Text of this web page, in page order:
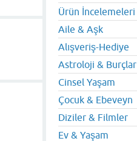
Ürün İncelemeleri
Aile & Aşk
Alışveriş-Hediye
Astroloji & Burçlar
Cinsel Yaşam
Çocuk & Ebeveyn
Diziler & Filmler
Ev & Yaşam